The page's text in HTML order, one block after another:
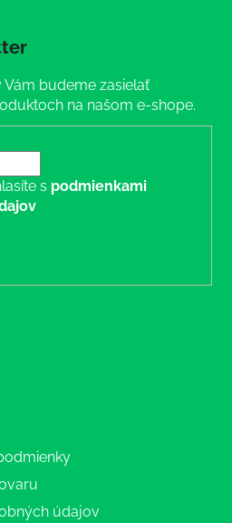
budeme zasielať
na našom e-shope.
s podmienkami
údajov